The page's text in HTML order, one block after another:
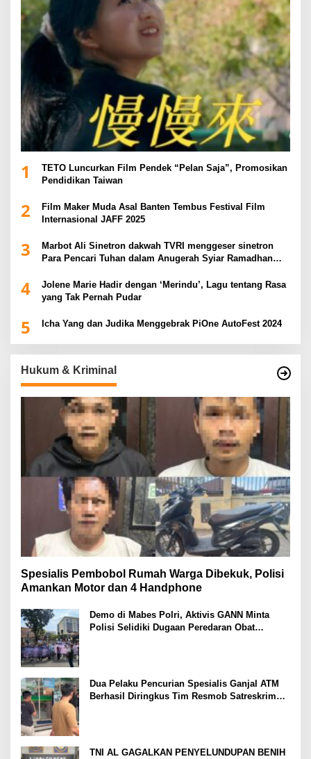
1
TETO Luncurkan Film Pendek “Pelan Saja”, Promosikan
Pendidikan Taiwan
2
Film Maker Muda Asal Banten Tembus Festival Film
Internasional JAFF 2025
3
Marbot Ali Sinetron dakwah TVRI menggeser sinetron
Para Pencari Tuhan dalam Anugerah Syiar Ramadhan
4
Jolene Marie Hadir dengan ‘Merindu’, Lagu tentang Rasa
yang Tak Pernah Pudar
5 Icha Yang dan Judika Menggebrak PiOne AutoFest 2024
Hukum & Kriminal
Spesialis Pembobol Rumah Warga Dibekuk, Polisi
Amankan Motor dan 4 Handphone
Demo di Mabes Polri, Aktivis GANN Minta
Polisi Selidiki Dugaan Peredaran Obat
Dua Pelaku Pencurian Spesialis Ganjal ATM
Berhasil Diringkus Tim Resmob Satreskrim
TNI AL GAGALKAN PENYELUNDUPAN BENIH